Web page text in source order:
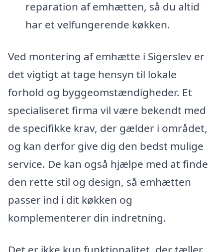
reparation af emhætten, så du altid
har et velfungerende køkken.
Ved montering af emhætte i Sigerslev er
det vigtigt at tage hensyn til lokale
forhold og byggeomstændigheder. Et
specialiseret firma vil være bekendt med
de specifikke krav, der gælder i området,
og kan derfor give dig den bedst mulige
service. De kan også hjælpe med at finde
den rette stil og design, så emhætten
passer ind i dit køkken og
komplementerer din indretning.